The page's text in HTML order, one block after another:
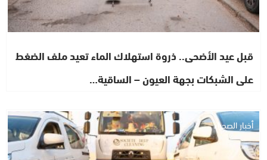
قبل عيد الأضحى.. ذروة استهلاك الماء تعيد ملف الضغط
على الشبكات بجهة العيون – الساقية…
أخبار الصحراء